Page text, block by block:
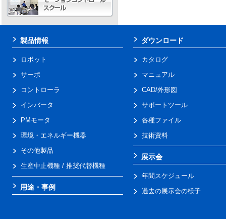
製品情報
ロボット
サーボ
コントローラ
インバータ
PMモータ
環境・エネルギー機器
その他製品
生産中止機種 / 推奨代替機種
用途・事例
ダウンロード
カタログ
マニュアル
CAD/外形図
サポートツール
各種ファイル
技術資料
展示会
年間スケジュール
過去の展示会の様子